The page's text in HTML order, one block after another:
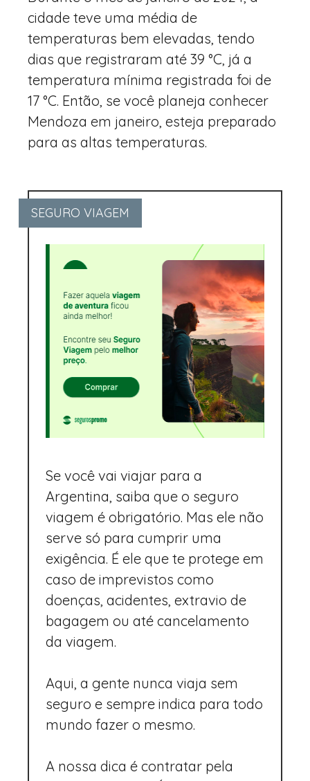
cidade teve uma média de
temperaturas bem elevadas, tendo
dias que registraram até 39 °C, já a
temperatura mínima registrada foi de
17 °C. Então, se você planeja conhecer
Mendoza em janeiro, esteja preparado
para as altas temperaturas.
SEGURO VIAGEM
Se você vai viajar para a
Argentina, saiba que o seguro
viagem é obrigatório. Mas ele não
serve só para cumprir uma
exigência. É ele que te protege em
caso de imprevistos como
doenças, acidentes, extravio de
bagagem ou até cancelamento
da viagem.
Aqui, a gente nunca viaja sem
seguro e sempre indica para todo
mundo fazer o mesmo.
A nossa dica é contratar pela